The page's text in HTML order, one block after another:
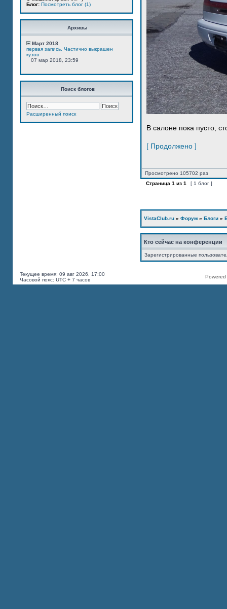
Блог: Посмотреть блог (1)
Архивы
Март 2018
первая запись. Частично выкрашен
кузов
07 мар 2018, 23:59
Поиск блогов
Расширенный поиск
В салоне пока пусто,
[ Продолжено ]
Просмотрено 105702 раз
Страница 1 из 1 [ 1 блог ]
VistaClub.ru » Форум » Блоги »
Кто сейчас на конференции
Зарегистрированные
Текущее время: 09 авг 2026, 17:00
Часовой пояс: UTC + 7 часов